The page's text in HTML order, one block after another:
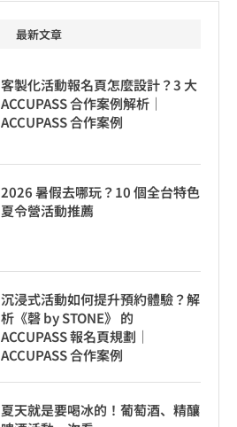
最新文章
客製化活動報名頁怎麼設計？3 大
ACCUPASS 合作案例解析｜
ACCUPASS 合作案例
2026 暑假去哪玩？10 個全台特色
夏令營活動推薦
沉浸式活動如何提升預約體驗？解
析《磬 by STONE》 的
ACCUPASS 報名頁規劃｜
ACCUPASS 合作案例
夏天就是要喝冰的！葡萄酒、精釀